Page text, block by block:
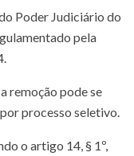
Poder Judiciário do
pela
remoção pode se
processo seletivo.
o artigo 14, § 1º,